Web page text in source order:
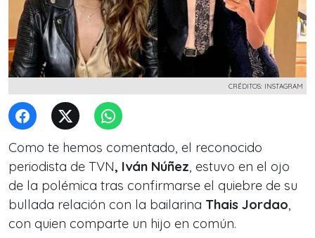
CRÉDITOS: INSTAGRAM
Como te hemos comentado, el reconocido
periodista de TVN, Iván Núñez, estuvo en el ojo
de la polémica tras confirmarse el quiebre de su
bullada relación con la bailarina Thais Jordao,
con quien comparte un hijo en común.